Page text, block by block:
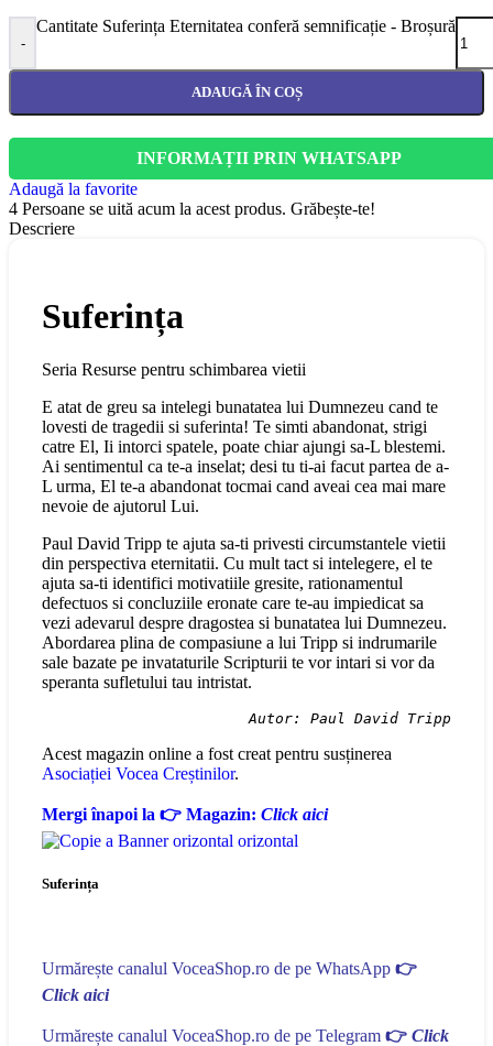
-
Cantitate Suferința Eternitatea conferă semnificație - Broșură
ADAUGĂ ÎN COȘ
INFORMAȚII PRIN WHATSAPP
Adaugă la favorite
4 Persoane se uită acum la acest produs. Grăbește-te!
Descriere
Suferința
Seria Resurse pentru schimbarea vietii
E atat de greu sa intelegi bunatatea lui Dumnezeu cand te
lovesti de tragedii si suferinta! Te simti abandonat, strigi
catre El, Ii intorci spatele, poate chiar ajungi sa-L blestemi.
Ai sentimentul ca te-a inselat; desi tu ti-ai facut partea de a-
L urma, El te-a abandonat tocmai cand aveai cea mai mare
nevoie de ajutorul Lui.
Paul David Tripp te ajuta sa-ti privesti circumstantele vietii
din perspectiva eternitatii. Cu mult tact si intelegere, el te
ajuta sa-ti identifici motivatiile gresite, rationamentul
defectuos si concluziile eronate care te-au impiedicat sa
vezi adevarul despre dragostea si bunatatea lui Dumnezeu.
Abordarea plina de compasiune a lui Tripp si indrumarile
sale bazate pe invataturile Scripturii te vor intari si vor da
speranta sufletului tau intristat.
Autor: Paul David Tripp
Acest magazin online a fost creat pentru susținerea
Asociației Vocea Creștinilor.
Mergi înapoi la 👉 Magazin: Click aici
Suferința
Urmărește canalul VoceaShop.ro de pe WhatsApp 👉
Click aici
Urmărește canalul VoceaShop.ro de pe Telegram 👉 Click